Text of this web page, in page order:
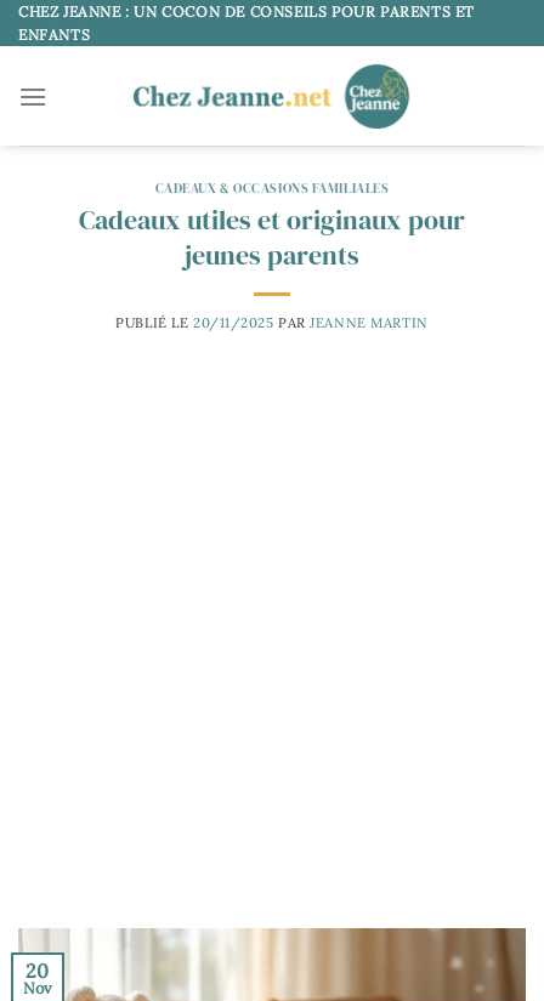
Passer
au
CHEZ JEANNE : UN COCON DE CONSEILS POUR PARENTS ET
ENFANTS
CADEAUX & OCCASIONS FAMILIALES
Cadeaux utiles et originaux pour
jeunes parents
PUBLIÉ LE 20/11/2025 PAR JEANNE MARTIN
20
Nov